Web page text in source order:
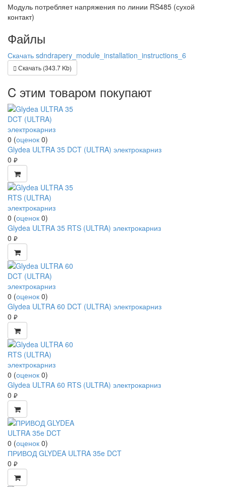
Модуль потребляет напряжения по линии RS485 (сухой
контакт)
Файлы
Скачать sdndrapery_module_installation_instructions_6
Скачать (343.7 Kb)
C этим товаром покупают
0 (оценок 0)
Glydea ULTRA 35 DCT (ULTRA) электрокарниз
0 руб.
0 (оценок 0)
Glydea ULTRA 35 RTS (ULTRA) электрокарниз
0 руб.
0 (оценок 0)
Glydea ULTRA 60 DCT (ULTRA) электрокарниз
0 руб.
0 (оценок 0)
Glydea ULTRA 60 RTS (ULTRA) электрокарниз
0 руб.
0 (оценок 0)
ПРИВОД GLYDEA ULTRA 35e DCT
0 руб.